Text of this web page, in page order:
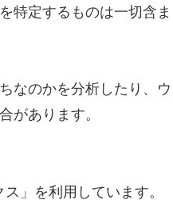
特定するものは一切含ま
なのかを分析したり、ウ
があります。
」を利用しています。